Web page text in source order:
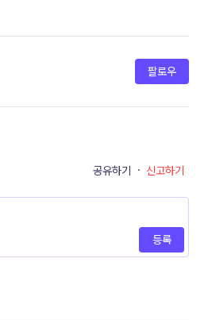
팔로우
공유하기 · 신고하기
등록